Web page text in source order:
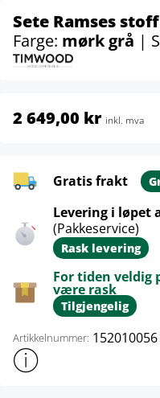
Sete Ramses
Farge: mørk grå |
2 649,00 kr inkl. mva
Gratis frakt
Levering i løpet
(Pakkeservice)
Rask levering
For tiden veldig
være rask
Tilgjengelig
Artikkelnummer: 152010056
Vis mer produktinformasjon